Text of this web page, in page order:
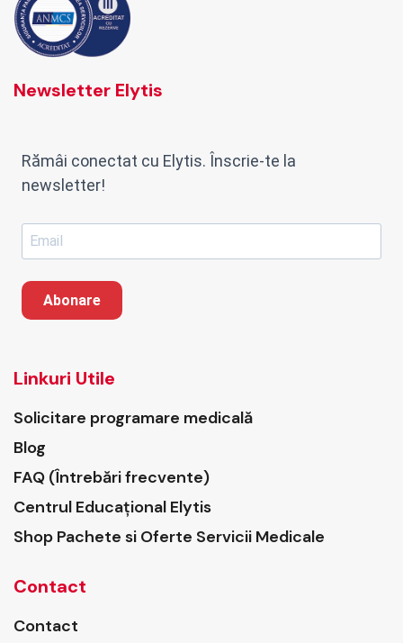
Newsletter Elytis
Rămâi conectat cu Elytis. Înscrie-te la
newsletter!
Abonare
Linkuri Utile
Solicitare programare medicală
Blog
FAQ (Întrebări frecvente)
Centrul Educațional Elytis
Shop Pachete si Oferte Servicii Medicale
Contact
Contact